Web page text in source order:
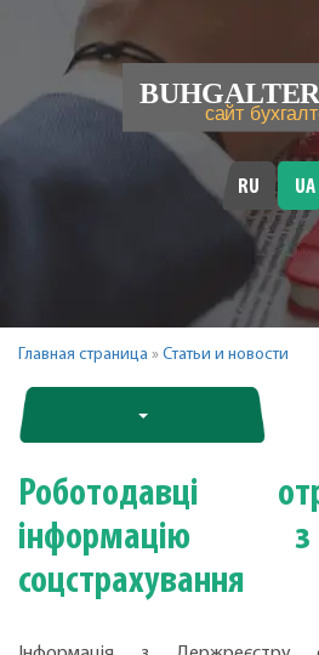
RU UA
Главная страница » Статьи и новости
Роботодавці
інформацію
соцстрахування